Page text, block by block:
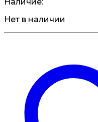
Нет в наличии